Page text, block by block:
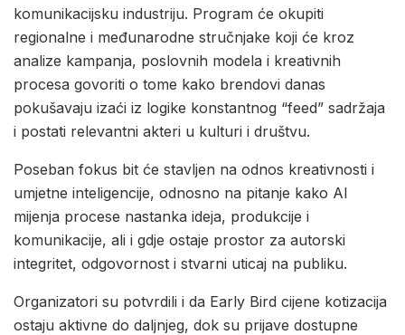
komunikacijsku industriju. Program će okupiti
regionalne i međunarodne stručnjake koji će kroz
analize kampanja, poslovnih modela i kreativnih
procesa govoriti o tome kako brendovi danas
pokušavaju izaći iz logike konstantnog “feed” sadržaja
i postati relevantni akteri u kulturi i društvu.
Poseban fokus bit će stavljen na odnos kreativnosti i
umjetne inteligencije, odnosno na pitanje kako AI
mijenja procese nastanka ideja, produkcije i
komunikacije, ali i gdje ostaje prostor za autorski
integritet, odgovornost i stvarni uticaj na publiku.
Organizatori su potvrdili i da Early Bird cijene kotizacija
ostaju aktivne do daljnjeg, dok su prijave dostupne